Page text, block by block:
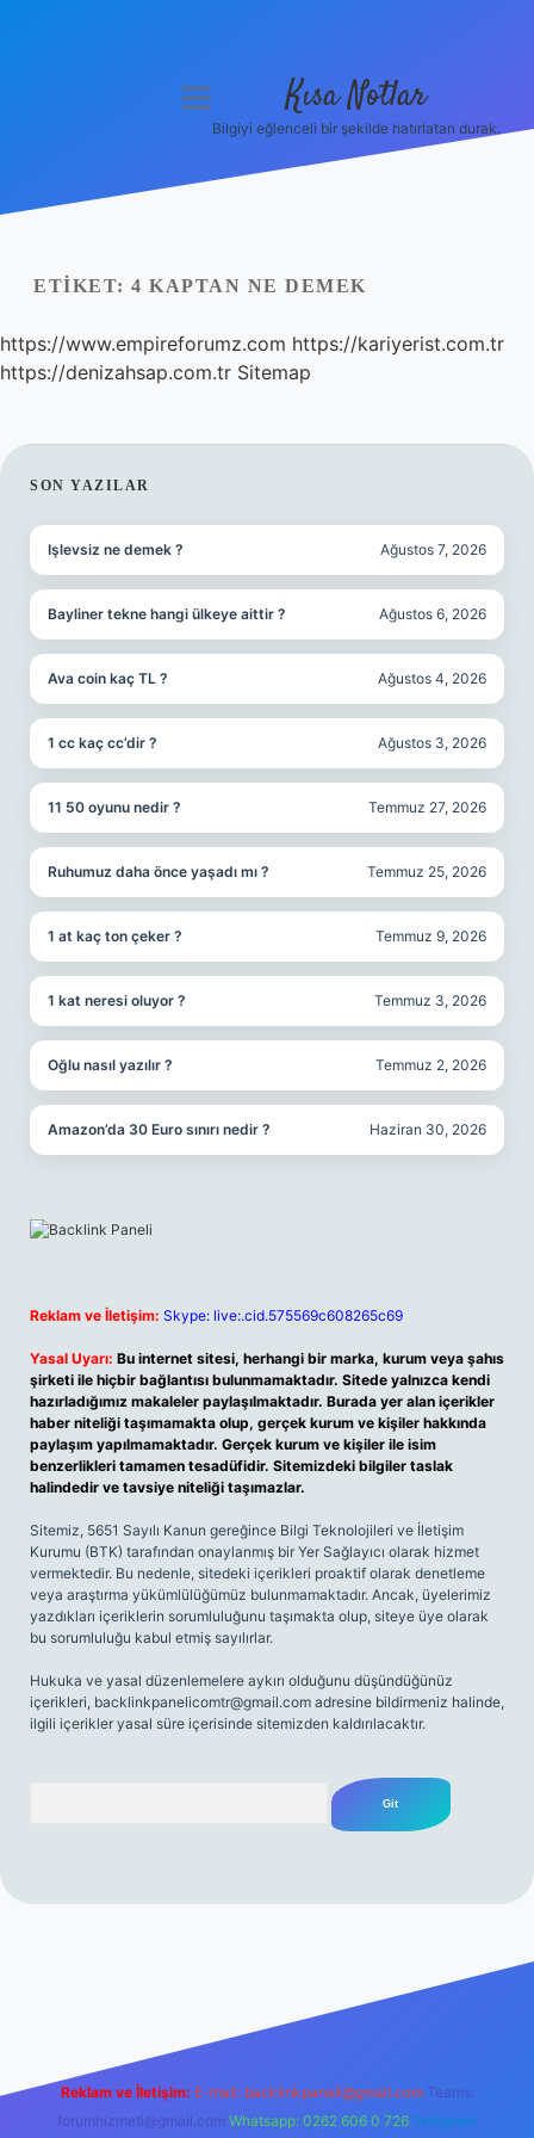
Yasal Uyarı
Hakkımızda
menüyü
Kısa Notlar
Bilgiyi eğlenceli bir şekilde hatırlatan durak.
ETIKET: 4 KAPTAN NE DEMEK
https://www.empireforumz.com https://kariyerist.com.tr
https://denizahsap.com.tr Sitemap
SIDEBAR
SON YAZILAR
Işlevsiz ne demek ? Ağustos 7, 2026
Bayliner tekne hangi ülkeye aittir ? Ağustos 6, 2026
Ava coin kaç TL ? Ağustos 4, 2026
1 cc kaç cc’dir ? Ağustos 3, 2026
11 50 oyunu nedir ? Temmuz 27, 2026
Ruhumuz daha önce yaşadı mı ? Temmuz 25, 2026
1 at kaç ton çeker ? Temmuz 9, 2026
1 kat neresi oluyor ? Temmuz 3, 2026
Oğlu nasıl yazılır ? Temmuz 2, 2026
Amazon’da 30 Euro sınırı nedir ? Haziran 30, 2026
Reklam ve İletişim: Skype: live:.cid.575569c608265c69
Yasal Uyarı: Bu internet sitesi, herhangi bir marka, kurum veya şahıs
şirketi ile hiçbir bağlantısı bulunmamaktadır. Sitede yalnızca kendi
hazırladığımız makaleler paylaşılmaktadır. Burada yer alan içerikler
haber niteliği taşımamakta olup, gerçek kurum ve kişiler hakkında
paylaşım yapılmamaktadır. Gerçek kurum ve kişiler ile isim
benzerlikleri tamamen tesadüfidir. Sitemizdeki bilgiler taslak
halindedir ve tavsiye niteliği taşımazlar.
Sitemiz, 5651 Sayılı Kanun gereğince Bilgi Teknolojileri ve İletişim
Kurumu (BTK) tarafından onaylanmış bir Yer Sağlayıcı olarak hizmet
vermektedir. Bu nedenle, sitedeki içerikleri proaktif olarak denetleme
veya araştırma yükümlülüğümüz bulunmamaktadır. Ancak, üyelerimiz
yazdıkları içeriklerin sorumluluğunu taşımakta olup, siteye üye olarak
bu sorumluluğu kabul etmiş sayılırlar.
Hukuka ve yasal düzenlemelere aykırı olduğunu düşündüğünüz
içerikleri, backlinkpanelicomtr@gmail.com adresine bildirmeniz halinde,
ilgili içerikler yasal süre içerisinde sitemizden kaldırılacaktır.
Reklam ve İletişim: E-mail: backlinkpaneli@gmail.com Teams:
forumhizmeti@gmail.com Whatsapp: 0262 606 0 726 Telegram: